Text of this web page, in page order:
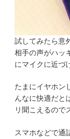
試してみたら意
相手の声がハッ
にマイクに近づ
たまにイヤホン
んなに快適だと
リ聞こえるので
スマホなどで通